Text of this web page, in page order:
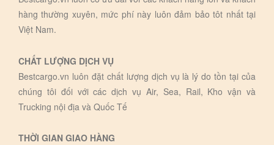
hàng thường xuyên, mức phí này luôn đảm bảo tôt nhất tại
Việt Nam.
CHẤT LƯỢNG DỊCH VỤ
Bestcargo.vn luôn đặt chất lượng dịch vụ là lý do tồn tại của
chúng tôi đối với các dịch vụ Air, Sea, Rail, Kho vận và
Trucking nội địa và Quốc Tế
THỜI GIAN GIAO HÀNG